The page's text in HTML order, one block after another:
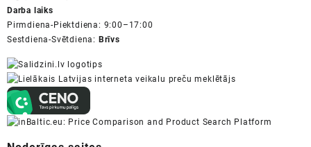
Darba laiks
Pirmdiena-Piektdiena: 9:00–17:00
Sestdiena-Svētdiena: Brīvs